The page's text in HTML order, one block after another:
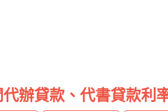
辦貸款、代書貸款利